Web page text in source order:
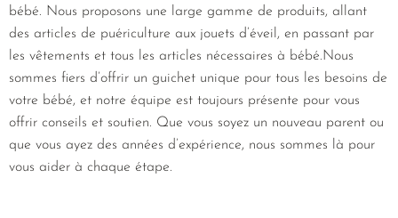
bébé. Nous proposons une large gamme de produits, allant
des articles de puériculture aux jouets d’éveil, en passant par
les vêtements et tous les articles nécessaires à bébé.Nous
sommes fiers d’offrir un guichet unique pour tous les besoins de
votre bébé, et notre équipe est toujours présente pour vous
offrir conseils et soutien. Que vous soyez un nouveau parent ou
que vous ayez des années d’expérience, nous sommes là pour
vous aider à chaque étape.